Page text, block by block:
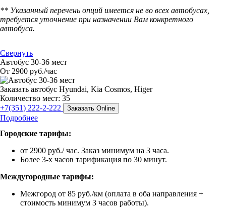
** Указанный перечень опций имеется не во всех автобусах,
требуется уточнение при назначении Вам конкретного
автобуса.
Свернуть
Автобус 30-36 мест
От 2900 руб./час
Заказать автобус Hyundai, Kia Cosmos, Higer
Количество мест: 35
+7(351) 222-2-222
Заказать Online
Подробнее
Городские тарифы:
от 2900 руб./ час. Заказ минимум на 3 часа.
Более 3-х часов тарификация по 30 минут.
Междугородные тарифы:
Межгород от 85 руб./км (оплата в оба направления +
стоимость минимум 3 часов работы).